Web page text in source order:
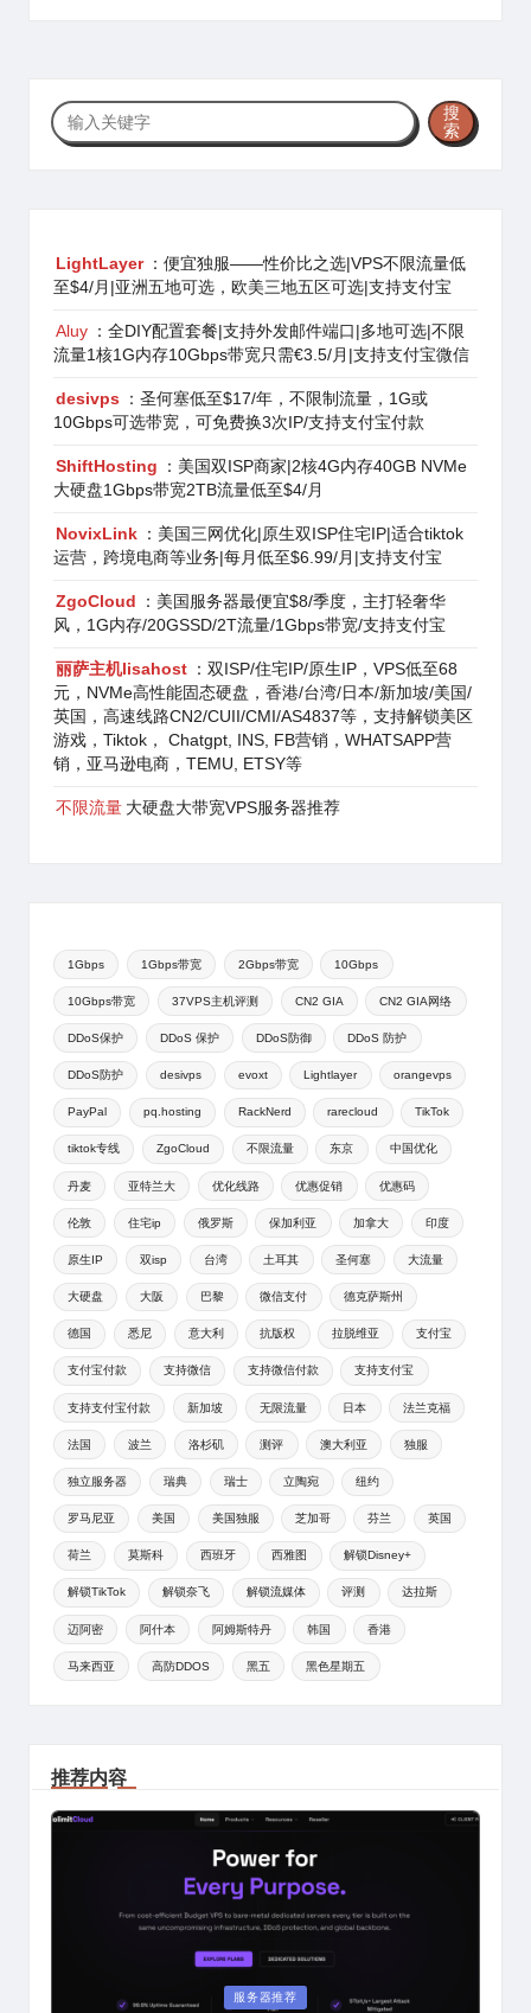
搜
索
搜
索
LightLayer ：便宜独服——性价比之选|VPS不限流量低
至$4/月|亚洲五地可选，欧美三地五区可选|支持支付宝
Aluy ：全DIY配置套餐|支持外发邮件端口|多地可选|不限
流量1核1G内存10Gbps带宽只需€3.5/月|支持支付宝微信
desivps
：圣何塞低至$17/年，不限制流量，1G或
10Gbps可选带宽，可免费换3次IP/支持支付宝付款
ShiftHosting
：美国双ISP商家|2核4G内存40GB NVMe
大硬盘1Gbps带宽2TB流量低至$4/月
NovixLink ：美国三网优化|原生双ISP住宅IP|适合tiktok
运营，跨境电商等业务|每月低至$6.99/月|支持支付宝
ZgoCloud
：美国服务器最便宜$8/季度，主打轻奢华
风，1G内存/20GSSD/2T流量/1Gbps带宽/支持支付宝
丽萨主机lisahost ：双ISP/住宅IP/原生IP，VPS低至68
元，NVMe高性能固态硬盘，香港/台湾/日本/新加坡/美国/
英国，高速线路CN2/CUII/CMI/AS4837等，支持解锁美区
游戏，Tiktok， Chatgpt, INS, FB营销，WHATSAPP营
销，亚马逊电商，TEMU, ETSY等
不限流量 大硬盘大带宽VPS服务器推荐
1Gbps 1Gbps带宽 2Gbps带宽 10Gbps
10Gbps带宽 37VPS主机评测 CN2 GIA CN2 GIA网络
DDoS保护 DDoS 保护 DDoS防御 DDoS 防护
DDoS防护 desivps evoxt Lightlayer orangevps
PayPal pq.hosting RackNerd rarecloud TikTok
tiktok专线 ZgoCloud 不限流量 东京 中国优化
丹麦 亚特兰大 优化线路 优惠促销 优惠码
伦敦 住宅ip 俄罗斯 保加利亚 加拿大 印度
原生IP 双isp 台湾 土耳其 圣何塞 大流量
大硬盘 大阪 巴黎 微信支付 德克萨斯州
德国 悉尼 意大利 抗版权 拉脱维亚 支付宝
支付宝付款 支持微信 支持微信付款 支持支付宝
支持支付宝付款 新加坡 无限流量 日本 法兰克福
法国 波兰 洛杉矶 测评 澳大利亚 独服
独立服务器 瑞典 瑞士 立陶宛 纽约
罗马尼亚 美国 美国独服 芝加哥 芬兰 英国
荷兰 莫斯科 西班牙 西雅图 解锁Disney+
解锁TikTok 解锁奈飞 解锁流媒体 评测 达拉斯
迈阿密 阿什本 阿姆斯特丹 韩国 香港
马来西亚 高防DDOS 黑五 黑色星期五
推荐内容
Posted
服务器推荐